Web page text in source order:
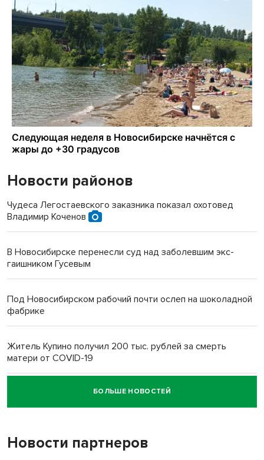
Новости районов
Чудеса Легостаевского заказника показал охотовед
Владимир Коченов
В Новосибирске перенесли суд над заболевшим экс-
гаишником Гусевым
Под Новосибирском рабочий почти ослеп на шоколадной
фабрике
Житель Купино получил 200 тыс. рублей за смерть
матери от COVID-19
Новосибирский суд наказал водителя за смерть
пенсионерки на вокзале
«Мы живём на пастбище!»: в новосибирском селе лошади
терроризируют жителей
БОЛЬШЕ НОВОСТЕЙ
Новости партнеров